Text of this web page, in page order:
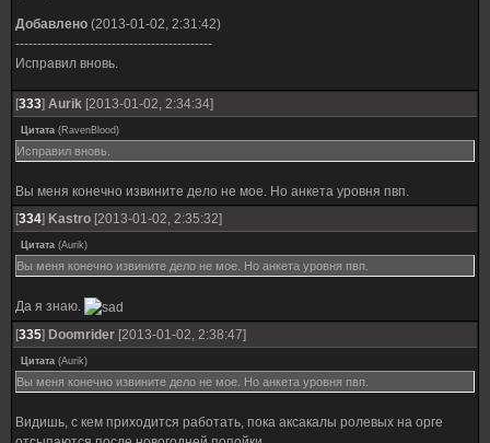
Добавлено (2013-01-02, 2:31:42)
---------------------------------------------
Исправил вновь.
[333] Aurik [2013-01-02, 2:34:34]
Цитата (RavenBlood)
Исправил вновь.
Вы меня конечно извините дело не мое. Но анкета уровня пвп.
[334] Kastro [2013-01-02, 2:35:32]
Цитата (Aurik)
Вы меня конечно извините дело не мое. Но анкета уровня пвп.
Да я знаю.
[335] Doomrider [2013-01-02, 2:38:47]
Цитата (Aurik)
Вы меня конечно извините дело не мое. Но анкета уровня пвп.
Видишь, с кем приходится работать, пока аксакалы ролевых на орге